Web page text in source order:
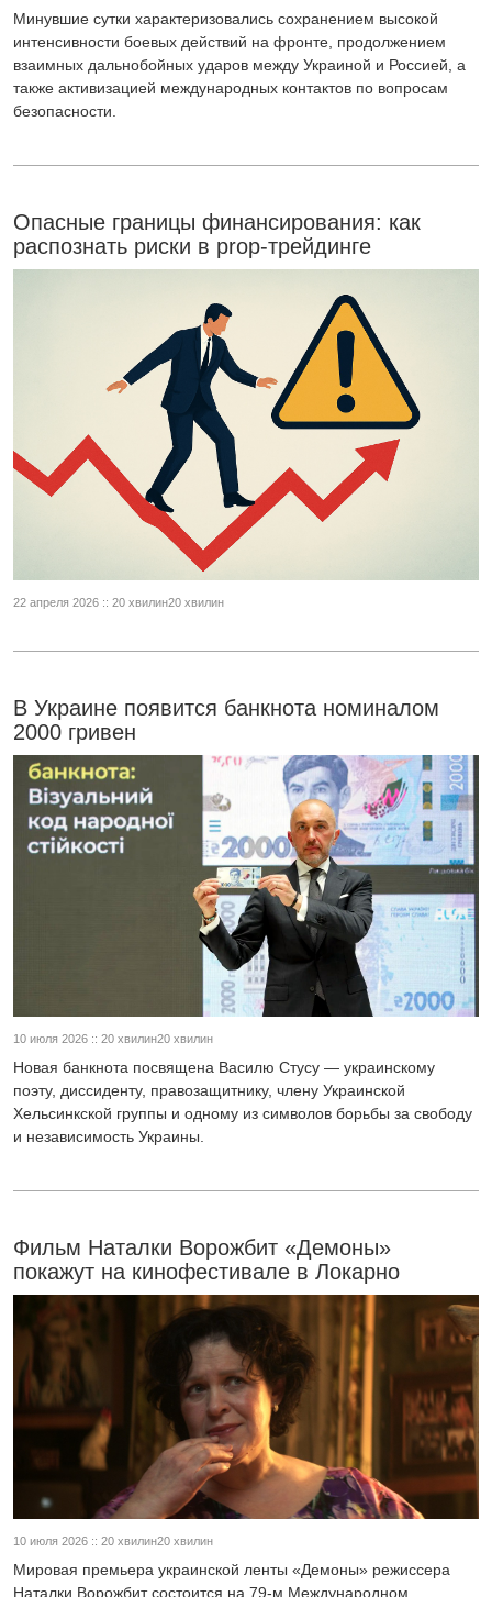
Минувшие сутки характеризовались сохранением высокой
интенсивности боевых действий на фронте, продолжением
взаимных дальнобойных ударов между Украиной и Россией, а
также активизацией международных контактов по вопросам
безопасности.
Опасные границы финансирования: как
распознать риски в prop-трейдинге
22 апреля 2026 :: 20 хвилин20 хвилин
В Украине появится банкнота номиналом
2000 гривен
10 июля 2026 :: 20 хвилин20 хвилин
Новая банкнота посвящена Василю Стусу — украинскому
поэту, диссиденту, правозащитнику, члену Украинской
Хельсинкской группы и одному из символов борьбы за свободу
и независимость Украины.
Фильм Наталки Ворожбит «Демоны»
покажут на кинофестивале в Локарно
10 июля 2026 :: 20 хвилин20 хвилин
Мировая премьера украинской ленты «Демоны» режиссера
Наталки Ворожбит состоится на 79-м Международном